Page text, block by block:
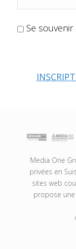
Se
Media One
privées en
sites web
propose